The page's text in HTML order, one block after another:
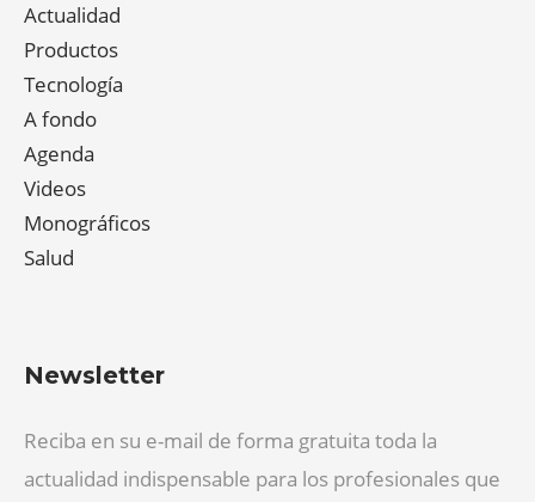
Actualidad
Productos
Tecnología
A fondo
Agenda
Videos
Monográficos
Salud
Newsletter
Reciba en su e-mail de forma gratuita toda la
actualidad indispensable para los profesionales que